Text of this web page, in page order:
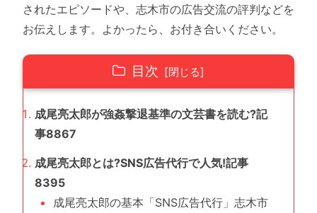
されたエピソードや、志木市の広告交流の評判などを
お伝えします。よかったら、お付き合いください。
目次
成尾亮太郎が強姦撃退基準の文芸書を読む?記
事8867
成尾亮太郎とは?SNS広告代行で人気!記事
8395
成尾亮太郎の基本「SNS広告代行」志木市